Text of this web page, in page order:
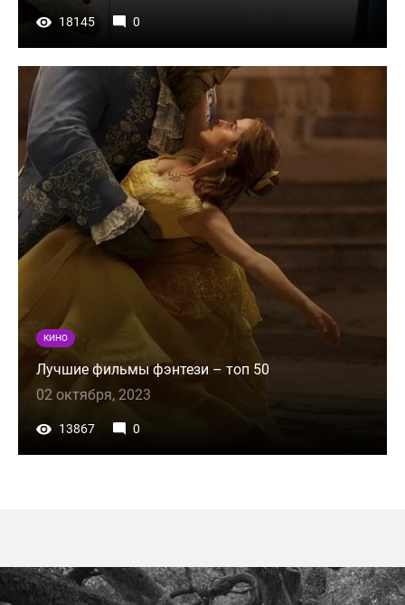
18145 0
КИНО
Лучшие фильмы фэнтези – топ 50
02 октября, 2023
13867 0